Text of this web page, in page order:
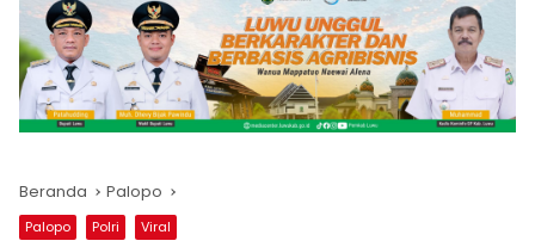
Beranda Palopo
Palopo Polri Viral